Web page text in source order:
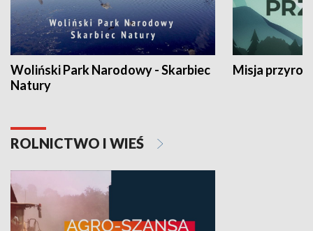
Woliński Park Narodowy - Skarbiec
Natury
Misja
ROLNICTWO I WIEŚ